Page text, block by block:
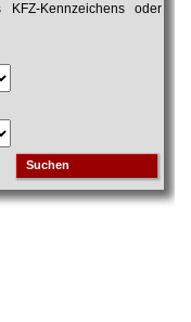
Kennzeichens oder
Suchen